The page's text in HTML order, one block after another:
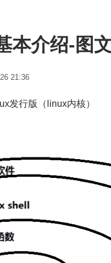
本介绍-图
21:36
发行版（linux内核）